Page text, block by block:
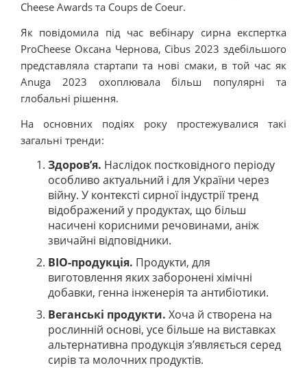
Cheese Awards та Coups de Coeur.
Як повідомила під час вебінару сирна експертка
ProCheese Оксана Чернова, Cibus 2023 здебільшого
представляла стартапи та нові смаки, в той час як
Anuga 2023 охоплювала більш популярні та
глобальні рішення.
На основних подіях року простежувалися такі
загальні тренди:
Здоров’я. Наслідок постковідного періоду
особливо актуальний і для України через
війну. У контексті сирної індустрії тренд
відображений у продуктах, що більш
насичені корисними речовинами, аніж
звичайні відповідники.
BIO-продукція. Продукти, для
виготовлення яких заборонені хімічні
добавки, генна інженерія та антибіотики.
Веганські продукти. Хоча й створена на
рослинній основі, усе більше на виставках
альтернативна продукція з’являється серед
сирів та молочних продуктів.